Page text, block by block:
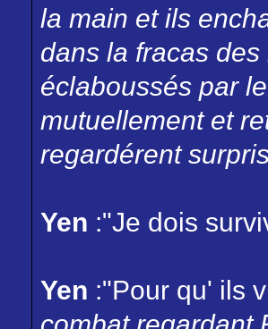
la main et ils
dans la fracas
éclaboussés par
mutuellement et
regardérent
Yen :"Je dois
Yen :"Pour qu' ils